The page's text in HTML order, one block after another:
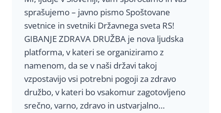
o
n
a
o
n
a
l
e
sprašujemo – javno pismo Spoštovane
svetnice in svetniki Državnega sveta RS!
GIBANJE ZDRAVA DRUŽBA je nova ljudska
platforma, v kateri se organiziramo z
namenom, da se v naši državi takoj
vzpostavijo vsi potrebni pogoji za zdravo
družbo, v kateri bo vsakomur zagotovljeno
srečno, varno, zdravo in ustvarjalno…